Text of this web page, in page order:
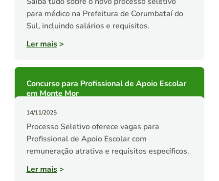
para médico na Prefeitura de Corumbataí do
Sul, incluindo salários e requisitos.
Ler mais>
Concurso para Profissional de Apoio Escolar
em Monte Mor
14/11/2025
Processo Seletivo oferece vagas para
Profissional de Apoio Escolar com
remuneração atrativa e requisitos específicos.
Ler mais>